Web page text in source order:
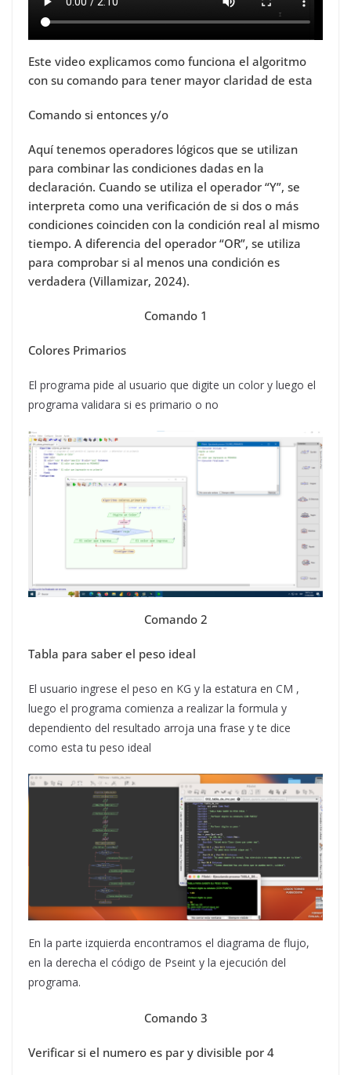
Este video explicamos como funciona el algoritmo
con su comando para tener mayor claridad de esta
Comando si entonces y/o
Aquí tenemos operadores lógicos que se utilizan
para combinar las condiciones dadas en la
declaración. Cuando se utiliza el operador “Y”, se
interpreta como una verificación de si dos o más
condiciones coinciden con la condición real al mismo
tiempo. A diferencia del operador “OR”, se utiliza
para comprobar si al menos una condición es
verdadera (Villamizar, 2024).
Comando 1
Colores Primarios
El programa pide al usuario que digite un color y luego el
programa validara si es primario o no
Comando 2
Tabla para saber el peso ideal
El usuario ingrese el peso en KG y la estatura en CM ,
luego el programa comienza a realizar la formula y
dependiento del resultado arroja una frase y te dice
como esta tu peso ideal
En la parte izquierda encontramos el diagrama de flujo,
en la derecha el código de Pseint y la ejecución del
programa.
Comando 3
Verificar si el numero es par y divisible por 4